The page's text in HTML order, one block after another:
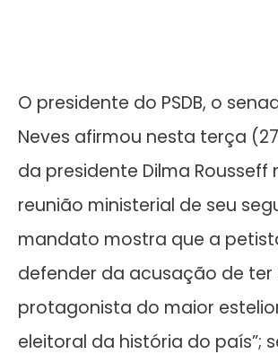
O presidente do PSDB, o
Neves afirmou nesta terça
da presidente Dilma Rousseff
reunião ministerial de seu
mandato mostra que a
defender da acusação de ter
protagonista do maior
eleitoral da história do país”;